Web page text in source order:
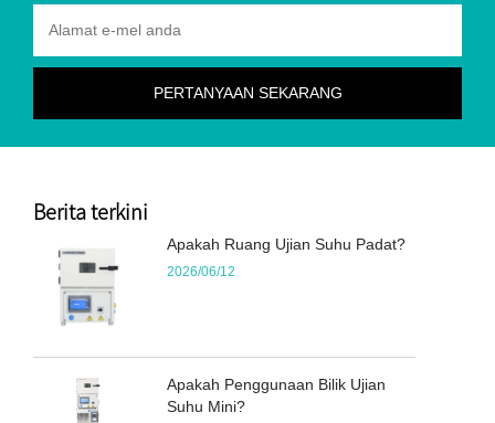
Berita terkini
Apakah Ruang Ujian Suhu Padat?
2026/06/12
Apakah Penggunaan Bilik Ujian
Suhu Mini?